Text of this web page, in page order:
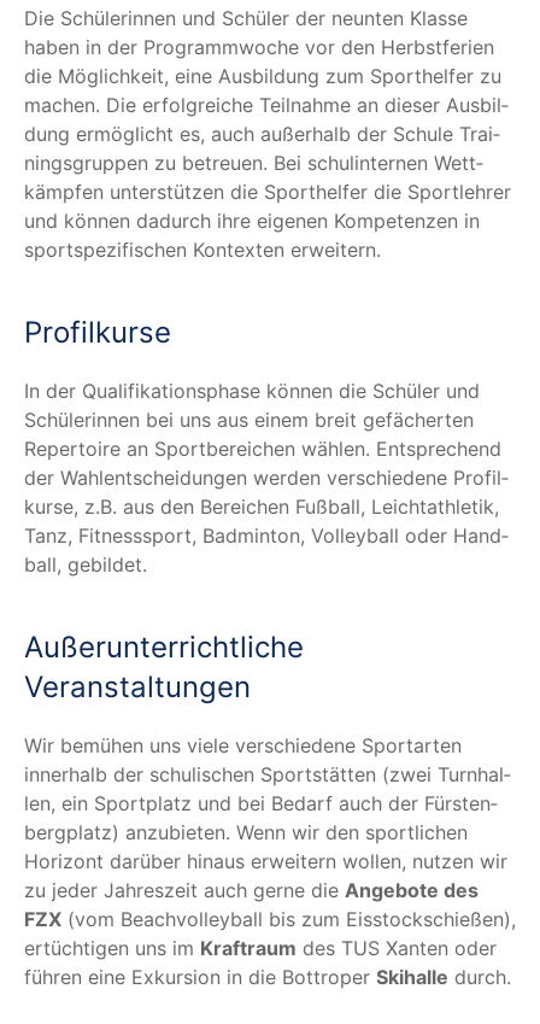
Die Schü­le­rin­nen und Schü­ler der neun­ten Klas­se
haben in der Pro­gramm­wo­che vor den Herbst­fe­ri­en
die Mög­lich­keit, eine Aus­bil­dung zum Sport­hel­fer zu
machen. Die erfolg­rei­che Teil­nah­me an die­ser Aus­bil­
dung ermög­licht es, auch außer­halb der Schu­le Trai­
nings­grup­pen zu betreu­en. Bei schul­in­ter­nen Wett­
kämp­fen unter­stüt­zen die Sport­hel­fer die Sport­leh­rer
und kön­nen dadurch ihre eige­nen Kom­pe­ten­zen in
sport­spe­zi­fi­schen Kon­tex­ten erweitern.
Pro­fil­kur­se
In der Qua­li­fi­ka­ti­ons­pha­se kön­nen die Schü­ler und
Schü­le­rin­nen bei uns aus einem breit gefä­cher­ten
Reper­toire an Sport­be­rei­chen wäh­len. Ent­spre­chend
der Wahl­ent­schei­dun­gen wer­den ver­schie­de­ne Pro­fil­
kur­se, z.B. aus den Berei­chen Fuß­ball, Leicht­ath­le­tik,
Tanz, Fit­ness­sport, Bad­min­ton, Vol­ley­ball oder Hand­
ball, gebildet.
Außer­un­ter­richt­li­che
Veranstaltungen
Wir bemü­hen uns vie­le ver­schie­de­ne Sport­ar­ten
inner­halb der schu­li­schen Sport­stät­ten (zwei Turn­hal­
len, ein Sport­platz und bei Bedarf auch der Fürs­ten­
berg­platz) anzu­bie­ten. Wenn wir den sport­li­chen
Hori­zont dar­über hin­aus erwei­tern wol­len, nut­zen wir
zu jeder Jah­res­zeit auch ger­ne die Ange­bo­te des
FZX (vom Beach­vol­ley­ball bis zum Eis­stock­schie­ßen),
ertüch­ti­gen uns im Kraft­raum des TUS Xan­ten oder
füh­ren eine Exkur­si­on in die Bot­tro­per Ski­hal­le durch.